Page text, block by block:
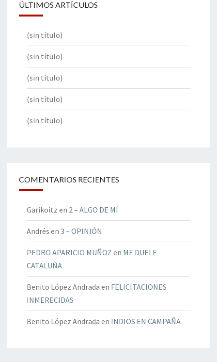
ÚLTIMOS ARTÍCULOS
(sin título)
(sin título)
(sin título)
(sin título)
(sin título)
COMENTARIOS RECIENTES
Garikoitz en 2 – ALGO DE MÍ
Andrés en 3 – OPINIÓN
PEDRO APARICIO MUÑOZ en ME DUELE
CATALUÑA
Benito López Andrada en FELICITACIONES
INMERECIDAS
Benito López Andrada en INDIOS EN CAMPAÑA